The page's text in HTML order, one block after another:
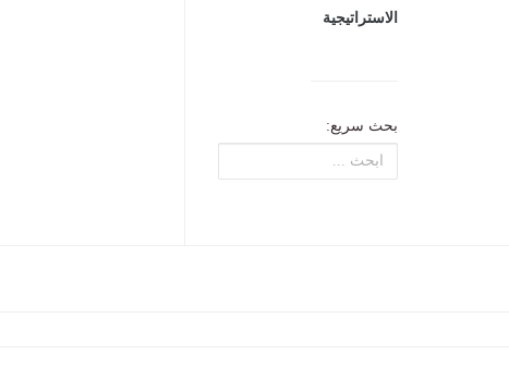
الاستراتيجية
بحث سريع: